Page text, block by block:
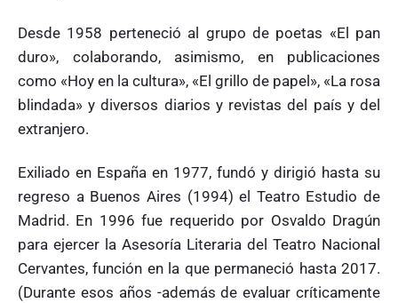
Desde 1958 perteneció al grupo de poetas «El pan
duro», colaborando, asimismo, en publicaciones
como «Hoy en la cultura», «El grillo de papel», «La rosa
blindada» y diversos diarios y revistas del país y del
extranjero.
Exiliado en España en 1977, fundó y dirigió hasta su
regreso a Buenos Aires (1994) el Teatro Estudio de
Madrid. En 1996 fue requerido por Osvaldo Dragún
para ejercer la Asesoría Literaria del Teatro Nacional
Cervantes, función en la que permaneció hasta 2017.
(Durante esos años -además de evaluar críticamente